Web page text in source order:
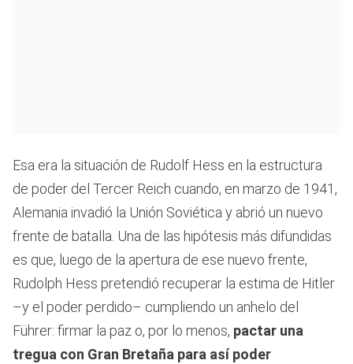
Esa era la situación de Rudolf Hess en la estructura
de poder del Tercer Reich cuando, en marzo de 1941,
Alemania invadió la Unión Soviética y abrió un nuevo
frente de batalla. Una de las hipótesis más difundidas
es que, luego de la apertura de ese nuevo frente,
Rudolph Hess pretendió recuperar la estima de Hitler
–y el poder perdido– cumpliendo un anhelo del
Führer: firmar la paz o, por lo menos, pactar una
tregua con Gran Bretaña para así poder